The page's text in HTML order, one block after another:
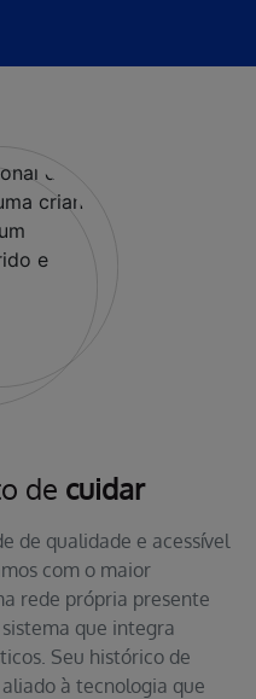
de cuidar
de qualidade e acessível
com o maior
rede própria presente
que integra
Seu histórico de
à tecnologia que